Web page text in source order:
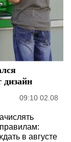
09:10 02.08
в августе